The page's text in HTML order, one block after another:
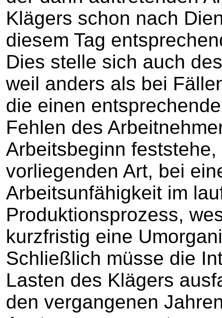
Klägers schon nach
diesem Tag
Dies stelle sich auch
weil anders als bei
die einen
Fehlen des
Arbeitsbeginn
vorliegenden Art, bei
Arbeitsunfähigkeit im
Produktionsprozess,
kurzfristig eine
Schließlich müsse die
Lasten des Klägers
den vergangenen